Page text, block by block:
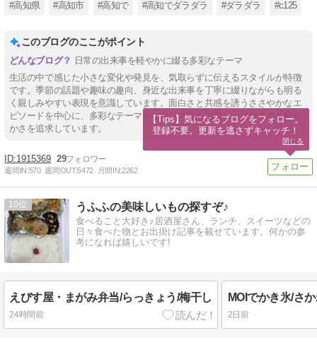
#高知県 #高知市 #高知で #高知でダラダラ #ダラダラ #c125
このブログのここがポイント
日常の出来事を軽やかに綴る多彩なテーマ
生活の中で感じた小さな変化や発見を、気取らずに伝えるスタイルが特徴
です。季節の話題や趣味の趣向、身近な出来事を丁寧に綴りながらも明る
く親しみやすい表現を意識しています。面白さと共感を誘うささやかなエ
ピソードを中心に、多彩なテーマをバランス良く展開し、見やすさと軽や
かさを追求しています。
1915369 29
週間IN:570 週間OUT:5472 月間IN:2262
10 うふふの美味しいもの探すぞ♪
食べること大好き♪居酒屋さん、ランチ、スイーツなどの
日々食べた物とお出掛け記事を載せています。何かの参
考になれば嬉しいです!
えびす屋・まがみ弁当/らっきょう/梅干し
24時間前
MOIでかき氷/さ
2日前
【Tips】気になるブログをフォロー。
登録不要。更新を逃さずキャッチ！
閉じる